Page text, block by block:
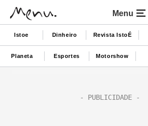
Menu
Istoe Dinheiro Revista IstoÉ
Planeta Esportes Motorshow